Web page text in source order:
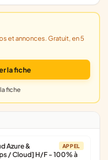
la fiche
fiche
APPEL
Azure &
/ Cloud] H/F - 100% à